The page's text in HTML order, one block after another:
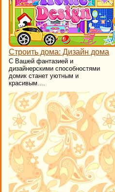
Строить дома: Дизайн дома
С Вашей фантазией и
дизайнерскими способностями
домик станет уютным и
красивым....